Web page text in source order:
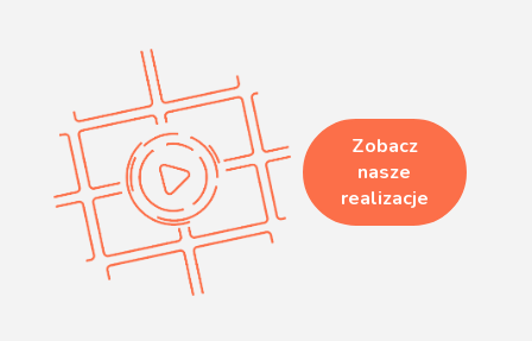
Zobacz
nasze
realizacje